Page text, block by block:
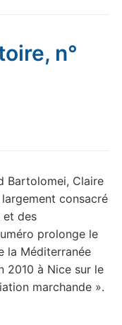
n°
Bartolomei, Claire
consacré
et des
prolonge le
la Méditerranée
2010 à Nice sur le
marchande ».